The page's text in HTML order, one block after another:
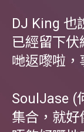
DJ King 也
已經留下
哋返嚟啦，
SoulJase (
集合，就